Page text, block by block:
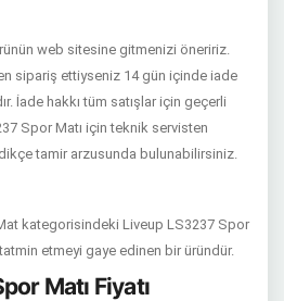
web sitesine gitmenizi öneririz.
sipariş ettiyseniz 14 gün içinde iade
İade hakkı tüm satışlar için geçerli
Spor Matı için teknik servisten
tamir arzusunda bulunabilirsiniz.
kategorisindeki Liveup LS3237 Spor
etmeyi gaye edinen bir üründür.
Matı Fiyatı